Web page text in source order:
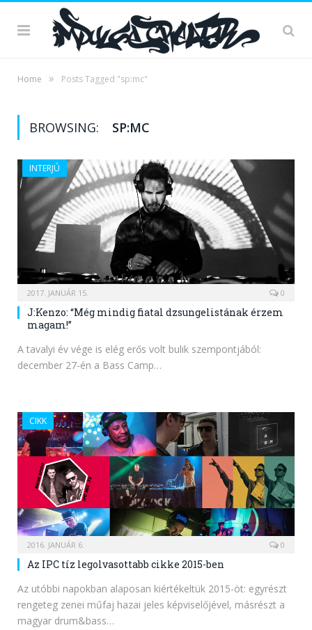
Home » Posts Tagged "sp:mc"
BROWSING: SP:MC
INTERJÚ
2017. JANUÁR 15. 0
J:Kenzo: “Még mindig fiatal dzsungelistának érzem
magam!”
A tavalyi év vége is elég erős volt bulik szempontjából:
december 27-én a Bass Camp…
CIKK
2016. JANUÁR 6. 0
Az IPC tíz legolvasottabb cikke 2015-ben
Az utóbbi napokban alaposan kiértékeltük 2015-öt: egyrészt
rengeteg zenei műfaj hazai jeles képviselőjével, másrészt a
magyar drum&bass…